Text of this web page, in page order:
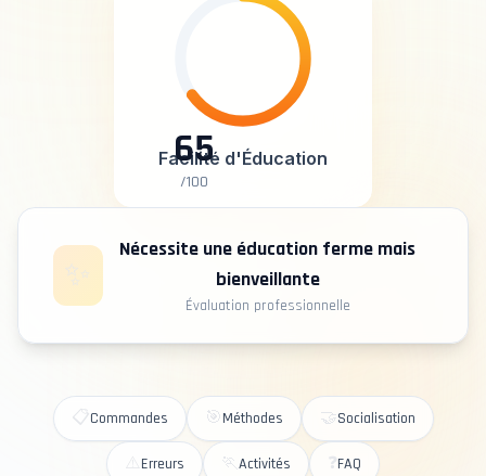
65
/100
Facilité d'Éducation
✨
Nécessite une éducation ferme mais
bienveillante
Évaluation professionnelle
📋Commandes 🎯Méthodes 🤝Socialisation
Erreurs 🏃Activités ❓FAQ